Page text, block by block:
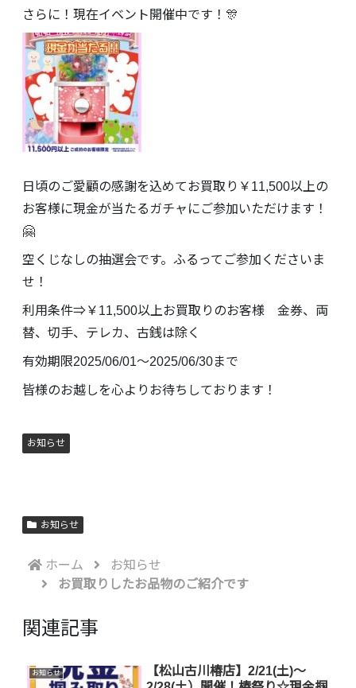
さらに！現在イベント開催中です！🎊
日頃のご愛顧の感謝を込めてお買取り￥11,500以上の
お客様に現金が当たるガチャにご参加いただけます！
🤗
空くじなしの抽選会です。ふるってご参加くださいま
せ！
利用条件⇒￥11,500以上お買取りのお客様 金券、両
替、切手、テレカ、古銭は除く
有効期限2025/06/01〜2025/06/30まで
皆様のお越しを心よりお待ちしております！
お知らせ
お知らせ
ホーム
お知らせ
お買取りしたお品物のご紹介です
関連記事
お知らせ
【松山古川椿店】2/21(土)～